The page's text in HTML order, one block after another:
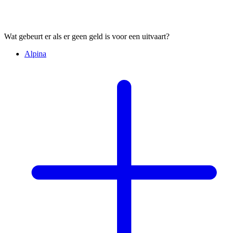
Wat gebeurt er als er geen geld is voor een uitvaart?
Alpina